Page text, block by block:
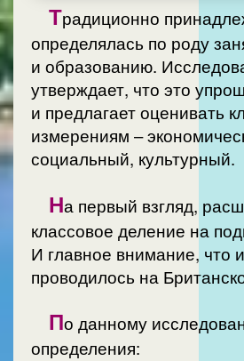
Традиционно
определялась по роду
и образованию.
утверждает, что это
и предлагает оценивать
измерениям –
социальный, культурный.
На первый взгляд,
классовое деление на
И главное внимание, что
проводилось на
По данному
определения: